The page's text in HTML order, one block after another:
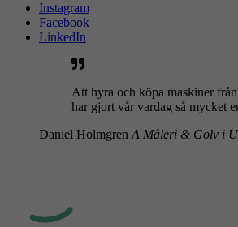
Instagram
Facebook
LinkedIn
Att hyra och köpa maskiner
har gjort vår vardag så mycket
Daniel Holmgren A Måleri & Golv i